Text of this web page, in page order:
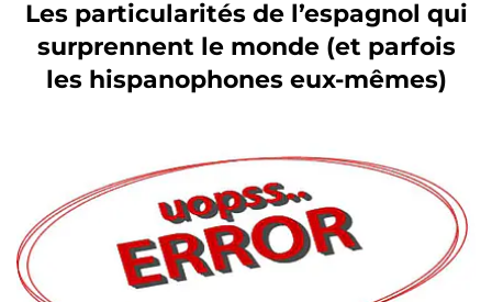
Les particularités de l’espagnol qui
surprennent le monde (et parfois
les hispanophones eux-mêmes)